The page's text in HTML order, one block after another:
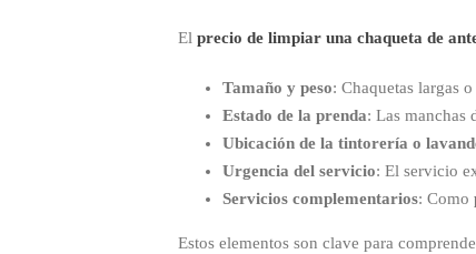
El precio de limpiar una chaqueta de
Tamaño y peso: Chaquetas largas
Estado de la prenda: Las manchas
Ubicación de la tintorería o
Urgencia del servicio: El servicio
Servicios complementarios: Como
Estos elementos son clave para